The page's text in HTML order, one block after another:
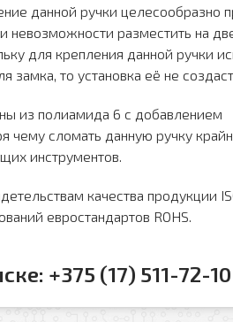
данной ручки целесообразно
невозможности разместить на
для крепления данной ручки
замка, то установка её не
из полиамида 6 с добавлением
чему сломать данную ручку
инструментов.
качества продукции
евростандартов ROHS.
+375 (17) 511-72-10
Отправить